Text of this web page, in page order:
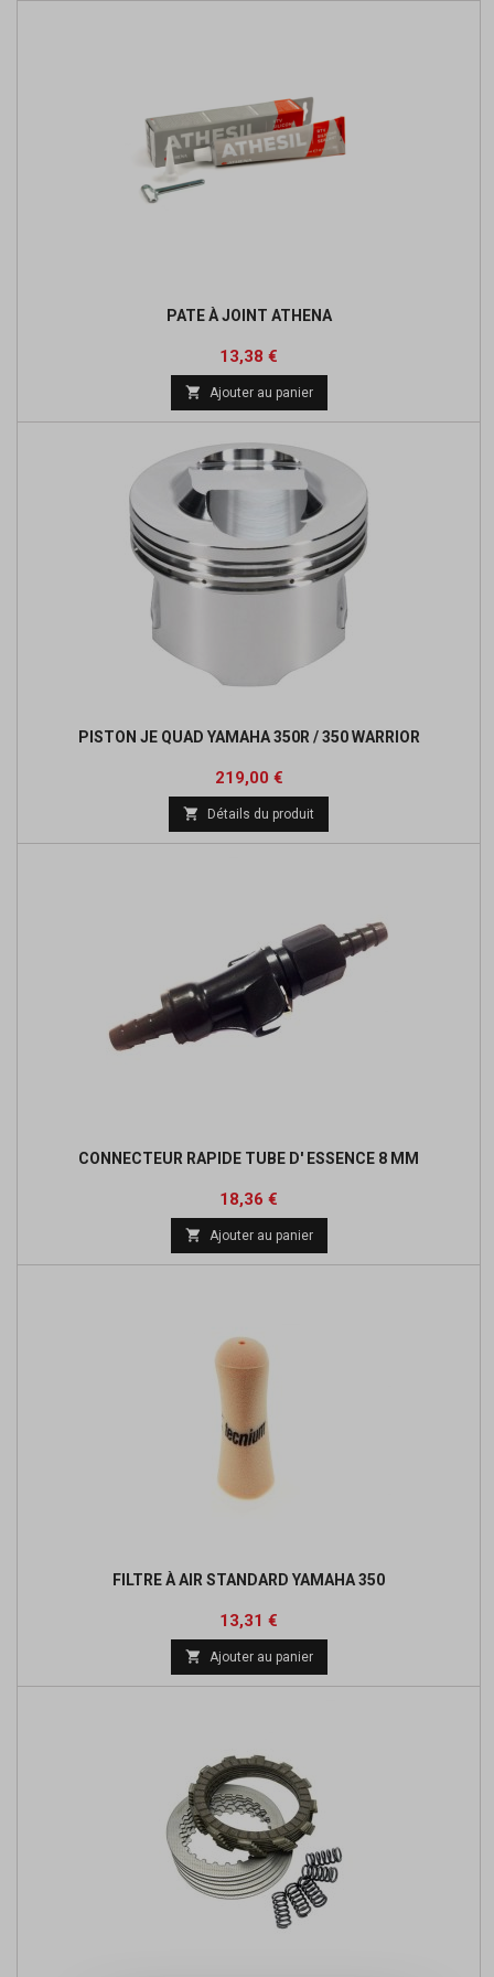
PATE À JOINT ATHENA
Prix
13,38 €
base
 Ajouter au panier
PISTON JE QUAD YAMAHA 350R / 350 WARRIOR
Prix
219,00 €
 Détails du produit
CONNECTEUR RAPIDE TUBE D' ESSENCE 8 MM
Prix
18,36 €
base
 Ajouter au panier
FILTRE À AIR STANDARD YAMAHA 350
Prix
13,31 €
base
 Ajouter au panier